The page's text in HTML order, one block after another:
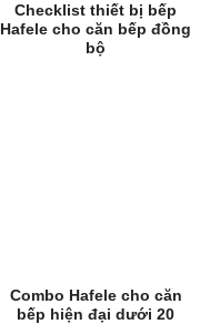
Checklist thiết bị bếp
Hafele cho căn bếp đồng
bộ
Combo Hafele cho căn
bếp hiện đại dưới 20